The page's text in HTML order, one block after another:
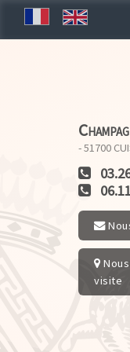
- 51700
visite